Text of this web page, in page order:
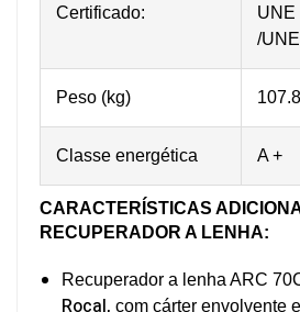
Certificado:
UNE
/
Peso (kg) 107.8
Classe energética A +
CARACTERÍSTICAS
RECUPERADOR A LENHA:
Recuperador a lenha ARC
Rocal, com cárter envolvente